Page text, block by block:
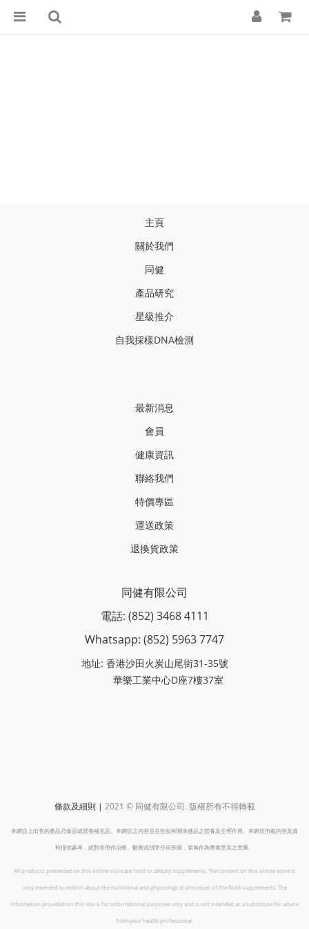
主頁
關於我們
同健
產品研究
星級推介
自我採樣DNA檢測
最新消息
會員
健康資訊
聯絡我們
特價專區
運送政策
退換貨政策
同健有限公司
電話: (852) 3468 4111
Whatsapp: (852) 5963 7747
地址: 香港沙田火炭山尾街31-35號
華樂工業中心D座7樓37室
條款及細則 | 2021 © 同健有限公司 . 版權所有不得轉載
本網店上出售的產品乃食品或營養補充品。本網店之內容旨在告知有關保健品之營養及生理作用。本網店所載內容及資
料僅供參考，絕對非用作治療、醫療或預防任何疾病，並無作為專業意見之意圖。
All products presented on this online store are food or dietary supplements. The content on this online store is
only intended to inform about the nutritional and physiological processes of the food supplements. The
information provided on this site is for informational purposes only and is not intended as a substitute for advice
from your health professional.